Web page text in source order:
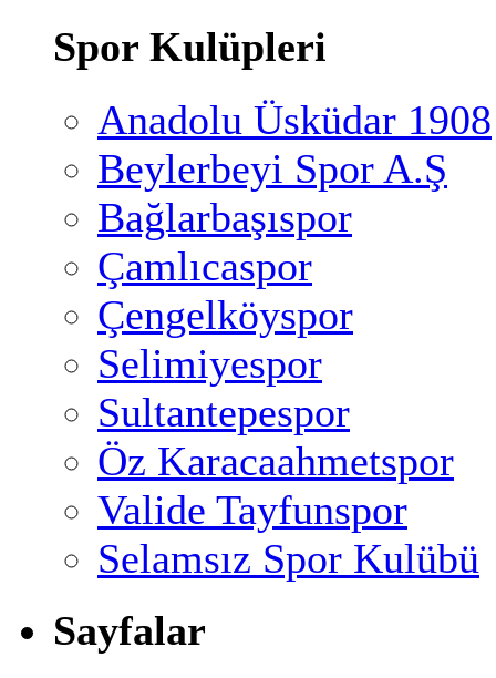
Spor Kulüpleri
Anadolu Üsküdar 1908
Beylerbeyi Spor A.Ş
Bağlarbaşıspor
Çamlıcaspor
Çengelköyspor
Selimiyespor
Sultantepespor
Öz Karacaahmetspor
Valide Tayfunspor
Selamsız Spor Kulübü
Sayfalar